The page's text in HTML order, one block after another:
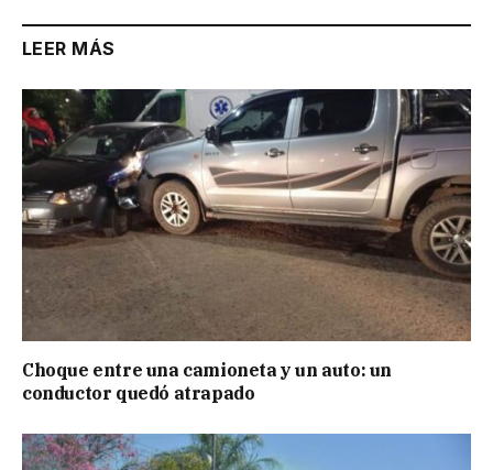
LEER MÁS
Choque entre una camioneta y un auto: un
conductor quedó atrapado